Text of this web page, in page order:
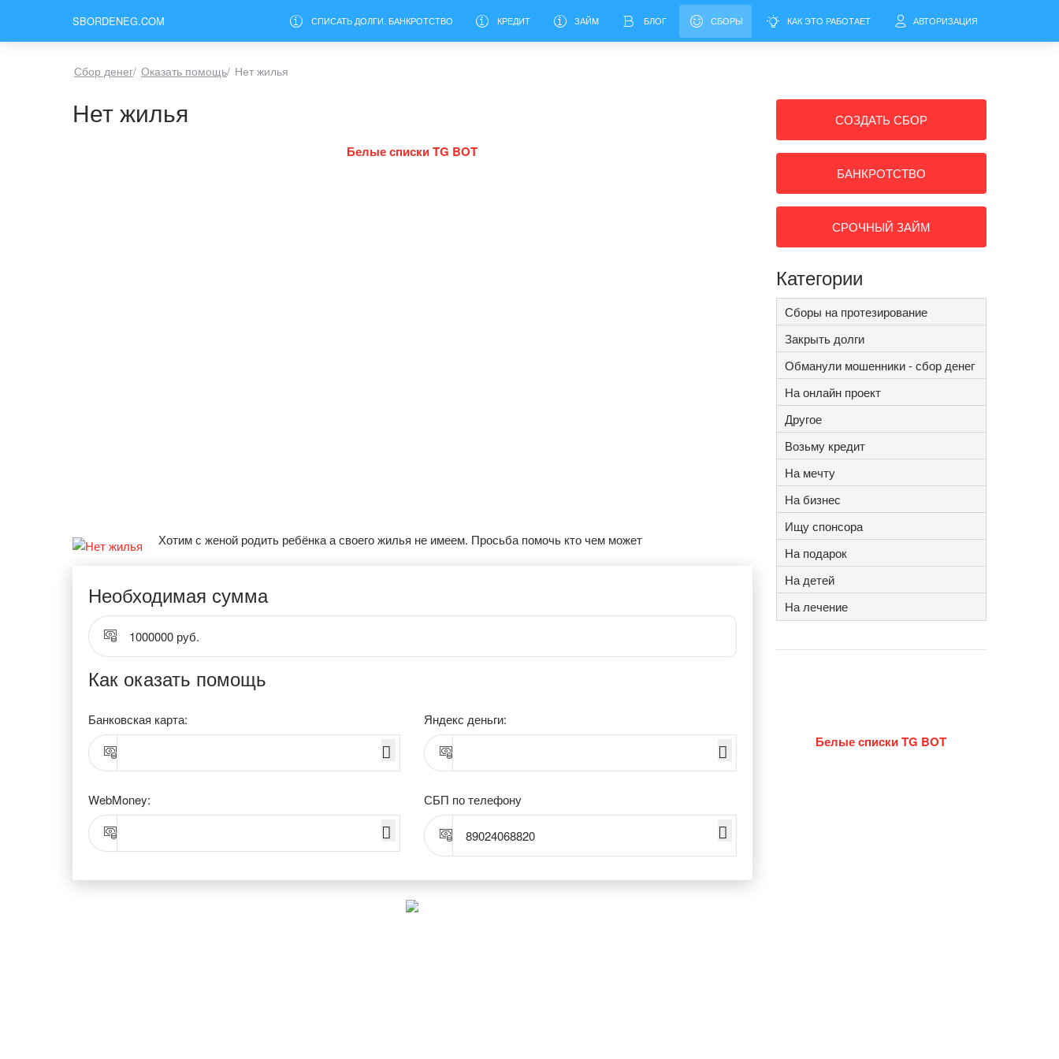
SBORDENEG.COM СПИСАТЬ ДОЛГИ. БАНКРОТСТВО КРЕДИТ ЗАЙМ БЛОГ СБОРЫ КАК ЭТО РАБОТАЕТ АВТОРИЗАЦИЯ
Сбор денег/ Оказать помощь/ Нет жилья
Нет жилья
Белые списки TG BOT
Хотим с женой родить ребёнка а своего жилья не имеем. Просьба помочь кто чем может
Необходимая сумма
1000000 руб.
Как оказать помощь
Банковская карта: Яндекс деньги:
WebMoney: СБП по телефону
89024068820
СОЗДАТЬ СБОР
БАНКРОТСТВО
СРОЧНЫЙ ЗАЙМ
Категории
Сборы на протезирование
Закрыть долги
Обманули мошенники - сбор денег
На онлайн проект
Другое
Возьму кредит
На мечту
На бизнес
Ищу спонсора
На подарок
На детей
На лечение
Белые списки TG BOT